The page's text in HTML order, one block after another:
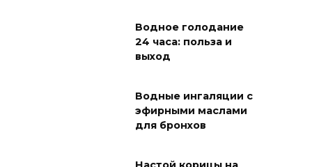
Водное голодание
24 часа: польза и
выход
Водные ингаляции с
эфирными маслами
для бронхов